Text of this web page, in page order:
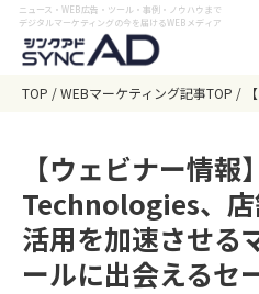
ニュース・WEB広告・ツール・事例・ノウハウまで
デジタルマーケティングの今を届けるWEBメディア
TOP WEBマーケティング記事TOP
【ウェビナー情
Technologies、
活用を加速させる
ールに出会えるセ